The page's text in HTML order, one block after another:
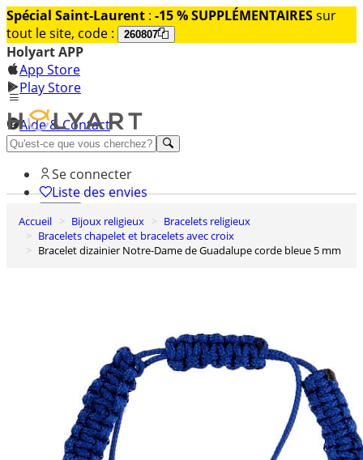
Spécial Saint-Laurent : -15 % SUPPLÉMENTAIRESsur
tout le site, code :
260807
Holyart APP
App Store
Play Store
Aide & Contact
Découvrez Premium
Se connecter
Liste des envies
0
Panier
Accueil Bijoux religieux
Bracelets religieux
Bracelets chapelet et bracelets avec croix
Bracelet dizainier Notre-Dame de Guadalupe corde bleue 5 mm